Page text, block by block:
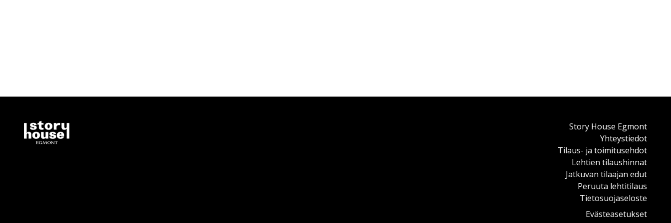
Story House Egmont
Yhteystiedot
Tilaus- ja toimitusehdot
Lehtien tilaushinnat
Jatkuvan tilaajan edut
Peruuta lehtitilaus
Tietosuojaseloste
Evästeasetukset